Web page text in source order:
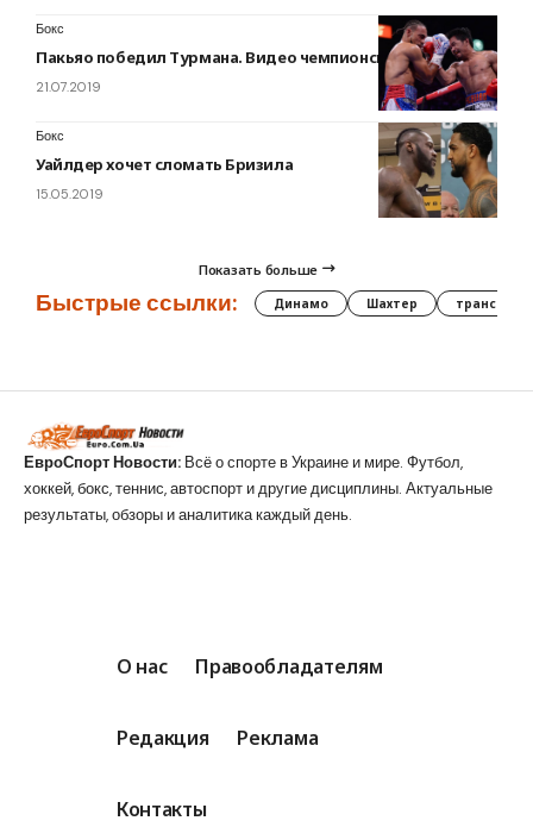
Бокс
Пакьяо победил Турмана. Видео чемпионского боя
21.07.2019
Бокс
Уайлдер хочет сломать Бризила
15.05.2019
Показать больше
Быстрые ссылки: Динамо Шахтер трансферы
ЕвроСпорт Новости: Всё о спорте в Украине и мире. Футбол,
хоккей, бокс, теннис, автоспорт и другие дисциплины. Актуальные
результаты, обзоры и аналитика каждый день.
О нас Правообладателям
Редакция Реклама
Контакты